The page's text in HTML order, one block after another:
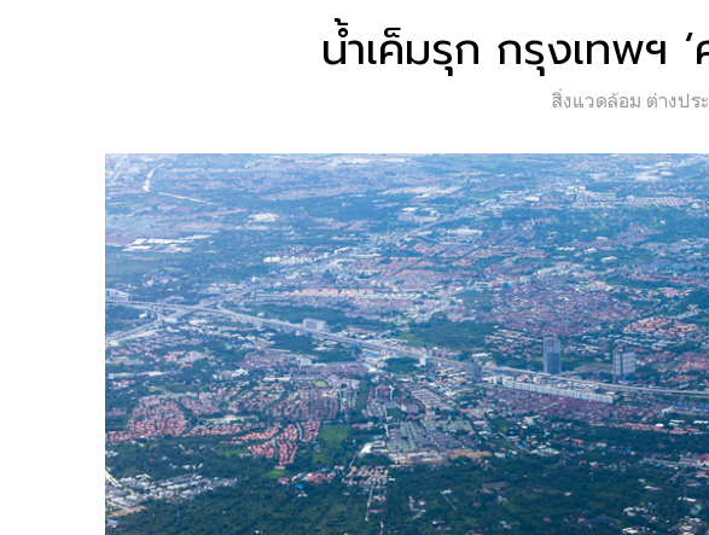
น้ำเค็มรุก กรุงเทพฯ
Categories:
สิ่งแวดล้อม ต่างปร